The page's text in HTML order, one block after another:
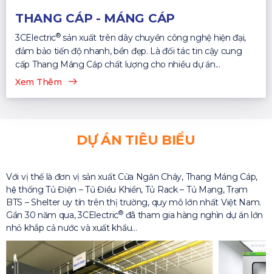
THANG CÁP - MÁNG CÁP
3CElectric®sản xuất trên dây chuyền công nghệ hiện đại,
đảm bảo tiến độ nhanh, bền đẹp. Là đối tác tin cậy cung
cấp Thang Máng Cáp chất lượng cho nhiều dự án...
Xem Thêm
DỰ ÁN TIÊU BIỂU
Với vị thế là đơn vị sản xuất Cửa Ngăn Cháy, Thang Máng Cáp,
hệ thống Tủ Điện – Tủ Điều Khiển, Tủ Rack – Tủ Mạng, Trạm
BTS – Shelter uy tín trên thị trường, quy mô lớn nhất Việt Nam.
Gần 30 năm qua, 3CElectric®đã tham gia hàng nghìn dự án lớn
nhỏ khắp cả nước và xuất khẩu…